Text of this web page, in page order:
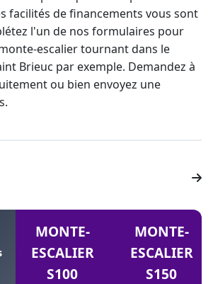
facilités de financements vous sont
l'un de nos formulaires pour
escalier tournantdans le
Brieuc par exemple. Demandez à
ou bien envoyez une
MONTE-
ESCALIER
S100
MONTE-
ESCALIER
S150